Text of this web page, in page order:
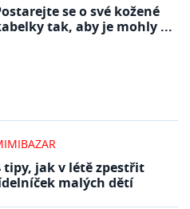
se o své kožené
tak, aby je mohly ...
tipy, jak v létě zpestřit
malých dětí